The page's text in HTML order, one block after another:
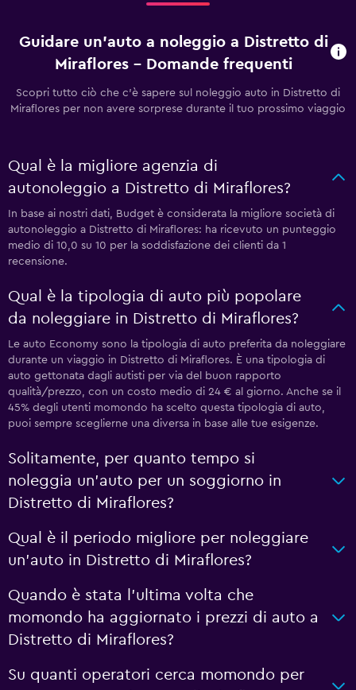
Guidare un'auto a noleggio a Distretto di
Miraflores - Domande frequenti
Scopri tutto ciò che c'è sapere sul noleggio auto in Distretto di
Miraflores per non avere sorprese durante il tuo prossimo viaggio
Qual è la migliore agenzia di
autonoleggio a Distretto di Miraflores?
In base ai nostri dati, Budget è considerata la migliore società di
autonoleggio a Distretto di Miraflores: ha ricevuto un punteggio
medio di 10,0 su 10 per la soddisfazione dei clienti da 1
recensione.
Qual è la tipologia di auto più popolare
da noleggiare in Distretto di Miraflores?
Le auto Economy sono la tipologia di auto preferita da noleggiare
durante un viaggio in Distretto di Miraflores. È una tipologia di
auto gettonata dagli autisti per via del buon rapporto
qualità/prezzo, con un costo medio di 24 € al giorno. Anche se il
45% degli utenti momondo ha scelto questa tipologia di auto,
puoi sempre sceglierne una diversa in base alle tue esigenze.
Solitamente, per quanto tempo si
noleggia un'auto per un soggiorno in
Distretto di Miraflores?
Qual è il periodo migliore per noleggiare
un'auto in Distretto di Miraflores?
Quando è stata l'ultima volta che
momondo ha aggiornato i prezzi di auto a
Distretto di Miraflores?
Su quanti operatori cerca momondo per